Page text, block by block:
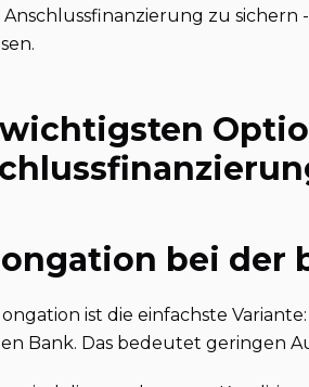
zu sichern
bei der
ist die einfachste
Bank. Das bedeutet geringen